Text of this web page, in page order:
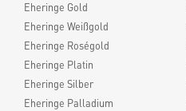
Eheringe Gold
Eheringe Weißgold
Eheringe Roségold
Eheringe Platin
Eheringe Silber
Eheringe Palladium